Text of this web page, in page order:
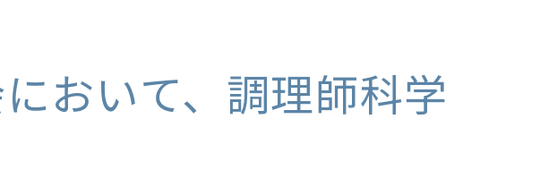
おいて、調理師科学